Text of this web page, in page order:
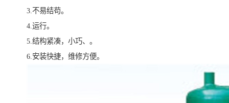
3.不易结苟。
4.运行。
5.结构紧凑，小巧、。
6.安装快捷，维修方便。